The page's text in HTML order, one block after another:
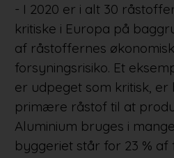
- I 2020 er i alt 30
kritiske i Europa på
af råstoffernes
forsyningsrisiko. Et
er udpeget som kritisk, er
primære råstof til at
Aluminium bruges i
byggeriet står for 23 %